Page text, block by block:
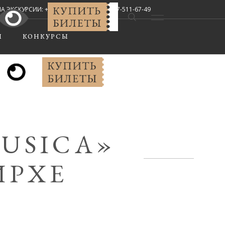
+7 (8442) 67-33-02, +7-927-511-67-49
Мы в соцсетях:
КОНКУРСЫ